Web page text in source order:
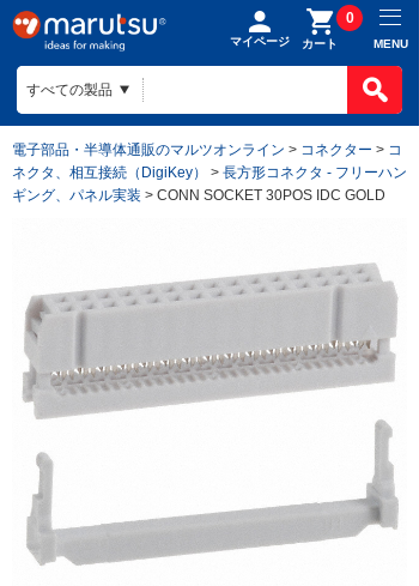
マイページ カート
0
MENU
電子部品・半導体通販のマルツオンライン > コネクター > コ
ネクタ、相互接続（DigiKey）
> 長方形コネクタ - フリーハン
ギング、パネル実装 > CONN SOCKET 30POS IDC GOLD